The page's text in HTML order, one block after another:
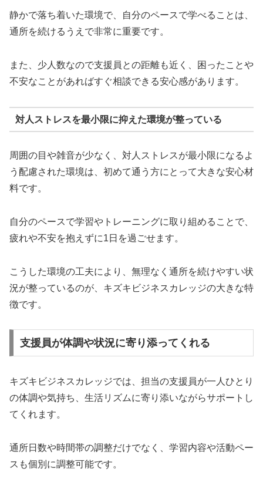
静かで落ち着いた環境で、自分のペースで学べることは、
通所を続けるうえで非常に重要です。
また、少人数なので支援員との距離も近く、困ったことや
不安なことがあればすぐ相談できる安心感があります。
対人ストレスを最小限に抑えた環境が整っている
周囲の目や雑音が少なく、対人ストレスが最小限になるよ
う配慮された環境は、初めて通う方にとって大きな安心材
料です。
自分のペースで学習やトレーニングに取り組めることで、
疲れや不安を抱えずに1日を過ごせます。
こうした環境の工夫により、無理なく通所を続けやすい状
況が整っているのが、キズキビジネスカレッジの大きな特
徴です。
支援員が体調や状況に寄り添ってくれる
キズキビジネスカレッジでは、担当の支援員が一人ひとり
の体調や気持ち、生活リズムに寄り添いながらサポートし
てくれます。
通所日数や時間帯の調整だけでなく、学習内容や活動ペー
スも個別に調整可能です。